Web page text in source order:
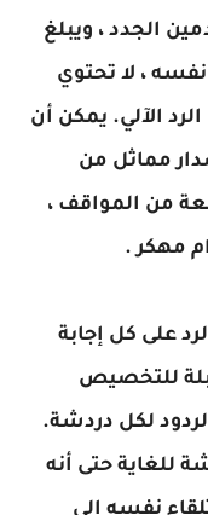
الجدد ، ويبلغ
، لا تحتوي
الآلي. يمكن أن
مماثل من
من المواقف ،
مهكر .
على كل إجابة
للتخصيص
لكل دردشة.
للغاية حتى أنه
نفسه إلى